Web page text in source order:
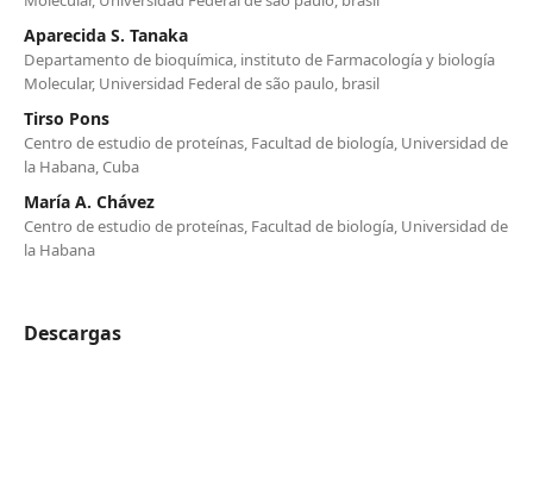
Aparecida S. Tanaka
Departamento de bioquímica, instituto de Farmacología y biología
Molecular, Universidad Federal de são paulo, brasil
Tirso Pons
Centro de estudio de proteínas, Facultad de biología, Universidad de
la Habana, Cuba
María A. Chávez
Centro de estudio de proteínas, Facultad de biología, Universidad de
la Habana
Descargas